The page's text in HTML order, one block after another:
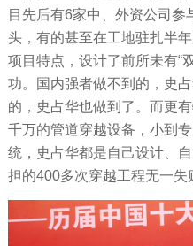
目先后有6家中、外资公司
头，有的甚至在工地驻扎半
项目特点，设计了前所未有“
功。国内强者做不到的，史
的，史占华也做到了。而更
千万的管道穿越设备，小到
统，史占华都是自己设计、
担的400多次穿越工程无一失